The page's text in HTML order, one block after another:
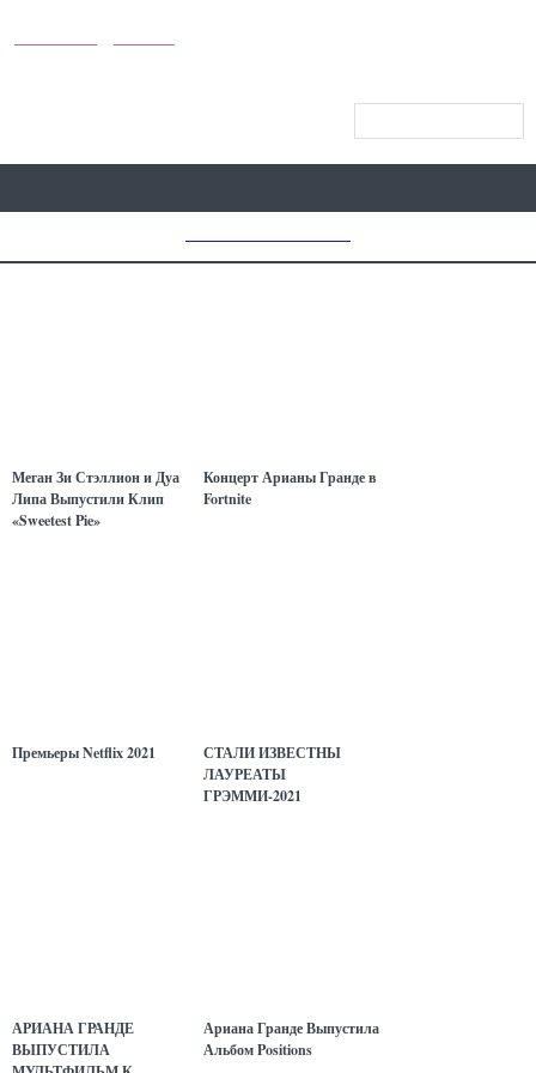
Меган Зи Стэллион и Дуа
Липа Выпустили Клип
«Sweetest Pie»
Концерт Арианы Гранде в
Fortnite
Премьеры Netflix 2021
СТАЛИ ИЗВЕСТНЫ
ЛАУРЕАТЫ
ГРЭММИ-2021
АРИАНА ГРАНДЕ
ВЫПУСТИЛА
Ариана Гранде Выпустила
Альбом Positions